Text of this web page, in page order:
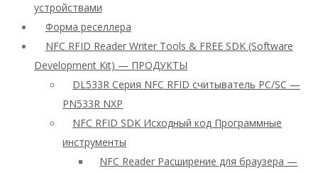
устройствами
Форма реселлера
NFC RFID Reader Writer Tools & FREE SDK (Software
Development Kit) — ПРОДУКТЫ
DL533R Серия NFC RFID считыватель PC/SC —
PN533R NXP
NFC RFID SDK Исходный код Программные
инструменты
NFC Reader Расширение для браузера —